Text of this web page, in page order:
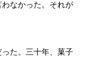
なかった。それが
た。三十年、菓子